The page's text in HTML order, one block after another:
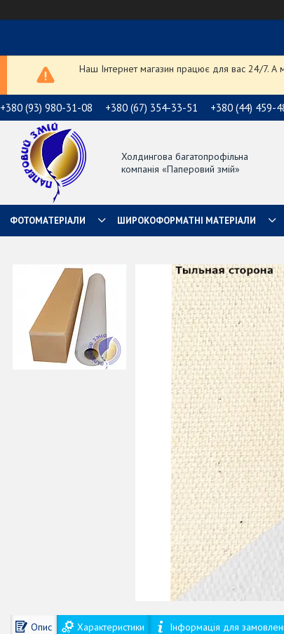
Наш Інтернет магазин працює для вас 24/7. А
+380 (93) 980-31-08 +380 (67) 354-33-51 +380 (44) 459-
Холдингова багатопрофільна
компанія «Паперовий змій»
ФОТОМАТЕРІАЛИ ШИРОКОФОРМАТНІ МАТЕРІАЛИ
Опис Характеристики Інформація для